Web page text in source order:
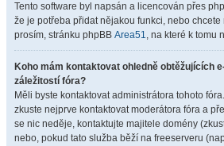
Tento software byl napsán a licencován přes
že je potřeba přidat nějakou funkci, nebo
prosím, stránku phpBB Area51, na které k tomu
Koho mám kontaktovat ohledně obtěžujících
záležitostí fóra?
Měli byste kontaktovat administrátora tohoto
zkuste nejprve kontaktovat moderátora fóra a
se nic neděje, kontaktujte majitele domény
nebo, pokud tato služba běží na freeserveru